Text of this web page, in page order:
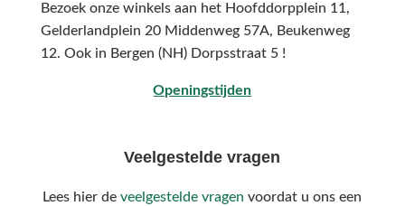
Bezoek onze winkels aan het Hoofddorpplein 11,
Gelderlandplein 20 Middenweg 57A, Beukenweg
12. Ook in Bergen (NH) Dorpsstraat 5 !
Openingstijden
Veelgestelde vragen
Lees hier deveelgestelde vragen voordat u ons een